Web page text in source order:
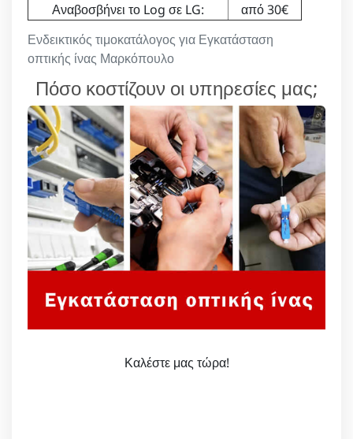
Ενδεικτικός τιμοκατάλογος για Εγκατάσταση
οπτικής ίνας Μαρκόπουλο
Αναβοσβήνει το Log σε LG:
από 30€
Πόσο κοστίζουν οι υπηρεσίες μας;
Καλέστε μας τώρα!